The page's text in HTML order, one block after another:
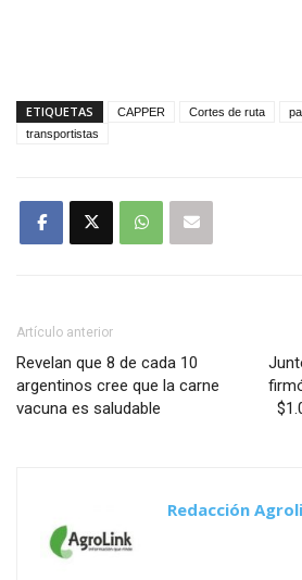
ETIQUETAS CAPPER Cortes de ruta
transportistas
Artículo anterior
Revelan que 8 de cada 10
argentinos cree que la carne
vacuna es saludable
Redacción